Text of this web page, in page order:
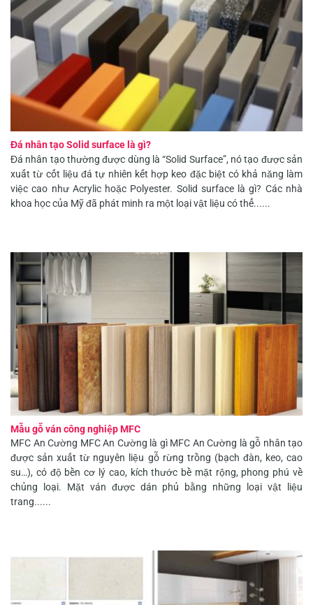
Đá nhân tạo Solid surface là gì?
Đá nhân tạo thường được dùng là “Solid Surface”, nó tạo được sản
xuất từ cốt liệu đá tự nhiên kết hợp keo đặc biệt có khả năng làm
việc cao như Acrylic hoặc Polyester. Solid surface là gì? Các nhà
khoa học của Mỹ đã phát minh ra một loại vật liệu có thể......
Mẫu gỗ ván công nghiệp MFC
MFC An Cường MFC An Cường là gì MFC An Cường là gỗ nhân tạo
được sản xuất từ nguyên liệu gỗ rừng trồng (bạch đàn, keo, cao
su…), có độ bền cơ lý cao, kích thước bề mặt rộng, phong phú về
chủng loại. Mặt ván được dán phủ bằng những loại vật liệu
trang......